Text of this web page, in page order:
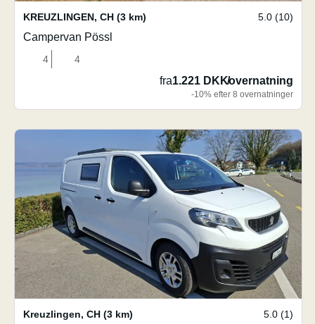
KREUZLINGEN, CH (3 km) 5.0 (10)
Campervan Pössl
4 4
fra1.221 DKK/overnatning
-10% efter 8 overnatninger
Kreuzlingen, CH (3 km) 5.0 (1)